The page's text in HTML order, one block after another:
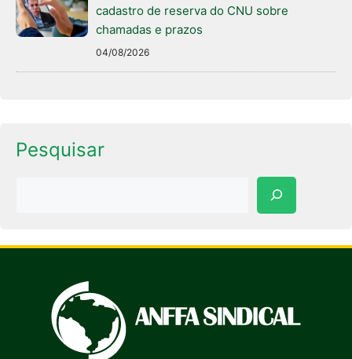
cadastro de reserva do CNU sobre
chamadas e prazos
04/08/2026
Pesquisar